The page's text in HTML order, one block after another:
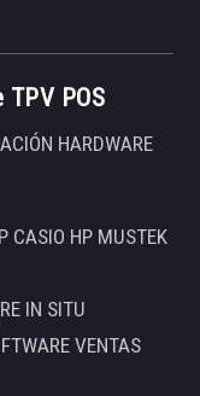
TPV POS
HARDWARE
CASIO HP MUSTEK
IN SITU
VENTAS